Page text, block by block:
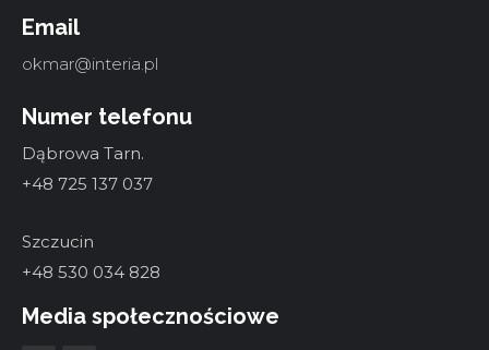
Email
okmar@interia.pl
Numer telefonu
Dąbrowa Tarn.
+48 725 137 037
Szczucin
+48 530 034 828
Media społecznościowe